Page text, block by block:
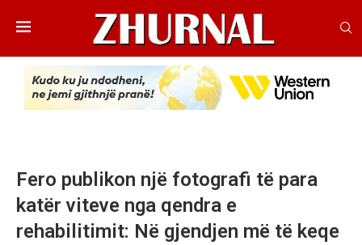
Fero publikon një fotografi të para
katër viteve nga qendra e
rehabilitimit: Në gjendjen më të keqe